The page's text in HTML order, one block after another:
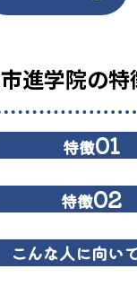
市進学院の特
特徴01
特徴02
こんな人に向い